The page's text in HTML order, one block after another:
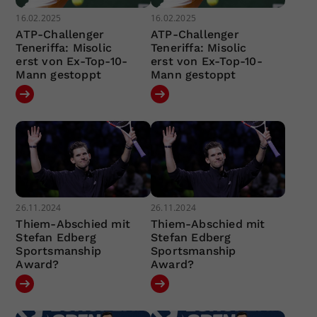
16.02.2025
ATP-Challenger
Teneriffa: Misolic
erst von Ex-Top-10-
Mann gestoppt
16.02.2025
ATP-Challenger
Teneriffa: Misolic
erst von Ex-Top-10-
Mann gestoppt
26.11.2024
Thiem-Abschied mit
Stefan Edberg
Sportsmanship
Award?
26.11.2024
Thiem-Abschied mit
Stefan Edberg
Sportsmanship
Award?